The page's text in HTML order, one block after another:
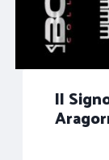
Il